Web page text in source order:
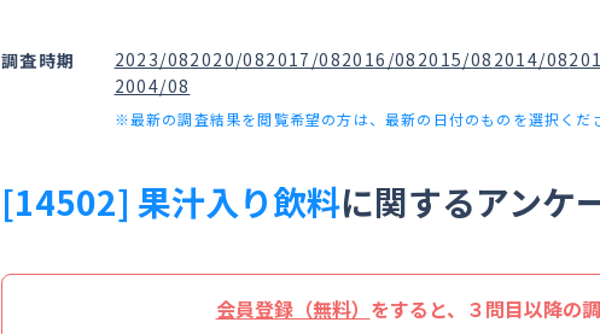
調査時期 2023/082020/082017/082016/08 2015/08 2014/08
2004/08
※最新の調査結果を閲覧希望の方は、最新の日付のものを選択くだ
[14502] 果汁入り飲料に関するアンケ
会員登録（無料） をすると、３問目以降の